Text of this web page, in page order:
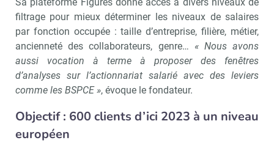
filtrage pour mieux déterminer les niveaux de salaires
par fonction occupée : taille d’entreprise, filière, métier,
ancienneté des collaborateurs, genre… « Nous avons
aussi vocation à terme à proposer des fenêtres
d’analyses sur l’actionnariat salarié avec des leviers
comme les BSPCE », évoque le fondateur.
Objectif : 600 clients d’ici 2023 à un niveau
européen